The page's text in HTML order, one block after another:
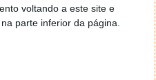
voltando a este site e
parte inferior da página.